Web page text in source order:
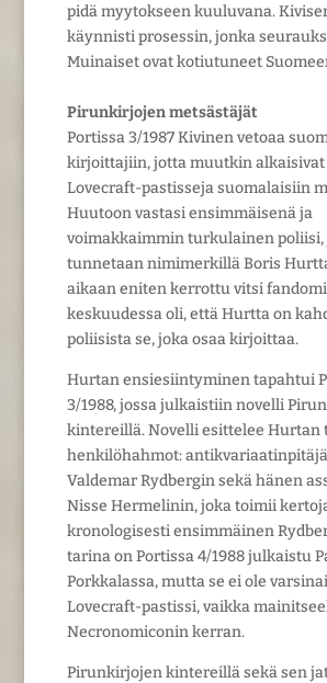
pidä myytokseen kuuluvana.
käynnisti prosessin, jonka
Muinaiset ovat kotiutuneet
Pirunkirjojen metsästäjät
Portissa 3/1987 Kivinen vetoaa
kirjoittajiin, jotta muutkin alkaisivat
Lovecraft-pastisseja suomalaisiin
Huutoon vastasi ensimmäisenä ja
voimakkaimmin turkulainen poliisi,
tunnetaan nimimerkillä Boris
aikaan eniten kerrottu vitsi
keskuudessa oli, että Hurtta on
poliisista se, joka osaa kirjoittaa.
Hurtan ensiesiintyminen tapahtui
3/1988, jossa julkaistiin novelli
kintereillä. Novelli esittelee Hurtan
henkilöhahmot:
Valdemar Rydbergin sekä hänen
Nisse Hermelinin, joka toimii
kronologisesti ensimmäinen
tarina on Portissa 4/1988 julkaistu
Porkkalassa, mutta se ei ole
Lovecraft-pastissi, vaikka
Necronomiconin kerran.
Pirunkirjojen kintereillä sekä sen